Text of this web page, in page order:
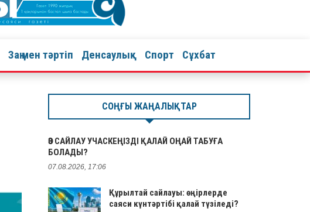
Заң мен тәртіп Денсаулық Спорт Сұхбат
СОҢҒЫ ЖАҢАЛЫҚТАР
ӨЗ САЙЛАУ УЧАСКЕҢІЗДІ ҚАЛАЙ ОҢАЙ ТАБУҒА
БОЛАДЫ?
07.08.2026, 17:06
Құрылтай сайлауы: өңірлерде
саяси күнтәртібі қалай түзіледі?